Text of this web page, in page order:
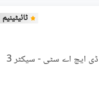
ٹائیٹینیم